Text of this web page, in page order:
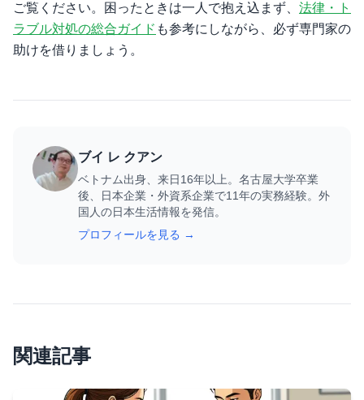
ご覧ください。困ったときは一人で抱え込まず、 法律・ト
ラブル対処の総合ガイド も参考にしながら、必ず専門家の
助けを借りましょう。
ブイ レ クアン
ベトナム出身、来日16年以上。名古屋大学卒業
後、日本企業・外資系企業で11年の実務経験。外
国人の日本生活情報を発信。
プロフィールを見る →
関連記事